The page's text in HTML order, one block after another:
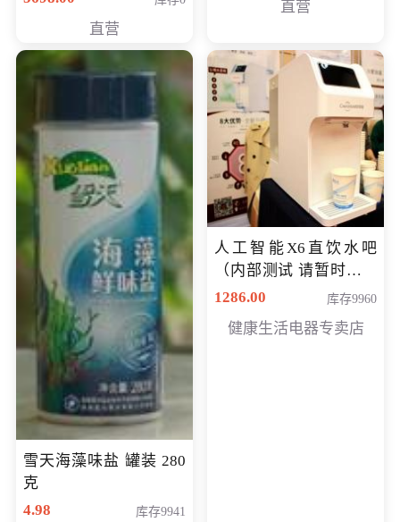
直营
直营
雪天海藻味盐 罐装 280
克
4.98
库存9941
人工智能X6直饮水吧
（内部测试 请暂时不要
购买）
1286.00 库存9960
健康生活电器专卖店